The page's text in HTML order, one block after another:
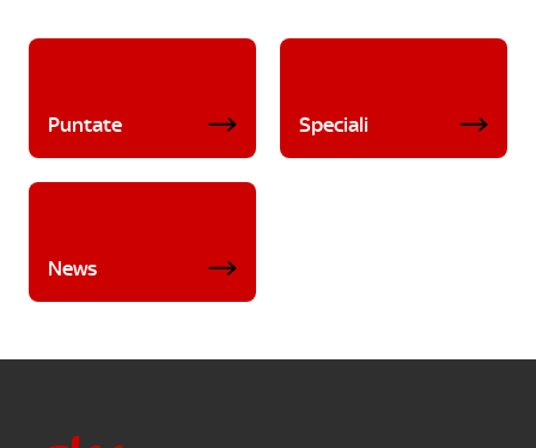
Puntate Speciali
News